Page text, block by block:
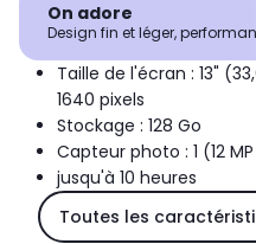
On adore
Design fin et léger,
Taille de l'écran : 13"
1640 pixels
Stockage : 128 Go
Capteur photo : 1 (12
jusqu'à 10 heures
Toutes les